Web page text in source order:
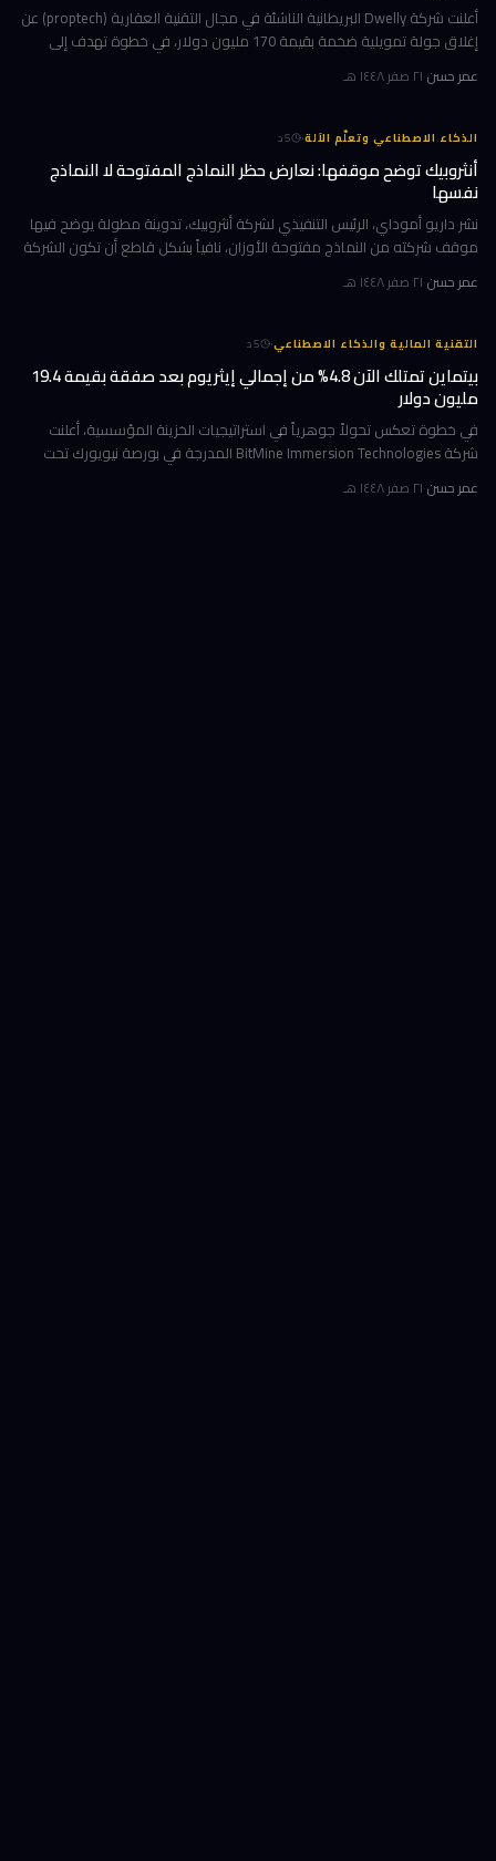
أعلنت شركة Dwelly البريطانية الناشئة في مجال التقنية العقارية (proptech) عن
إغلاق جولة تمويلية ضخمة بقيمة 170 مليون دولار، في خطوة تهدف إلى
عمر حسن·٢١ صفر ١٤٤٨ هـ
الذكاء الاصطناعي وتعلّم الآلة·
5د
أنثروبيك توضح موقفها: نعارض حظر النماذج المفتوحة لا النماذج
نفسها
نشر داريو أموداي، الرئيس التنفيذي لشركة أنثروبيك، تدوينة مطولة يوضح فيها
موقف شركته من النماذج مفتوحة الأوزان، نافياً بشكل قاطع أن تكون الشركة
عمر حسن·٢١ صفر ١٤٤٨ هـ
التقنية المالية والذكاء الاصطناعي·
5د
بيتماين تمتلك الآن 4.8% من إجمالي إيثريوم بعد صفقة بقيمة 19.4
مليون دولار
في خطوة تعكس تحولاً جوهرياً في استراتيجيات الخزينة المؤسسية، أعلنت
شركة BitMine Immersion Technologies المدرجة في بورصة نيويورك تحت
عمر حسن·٢١ صفر ١٤٤٨ هـ